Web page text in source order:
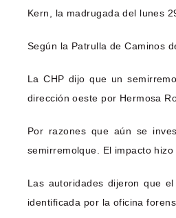
Kern, la madrugada del lunes
Según la Patrulla de Caminos
La CHP dijo que un
dirección oeste por Hermosa
Por razones que aún se
semirremolque. El impacto
Las autoridades dijeron que
identificada por la oficina